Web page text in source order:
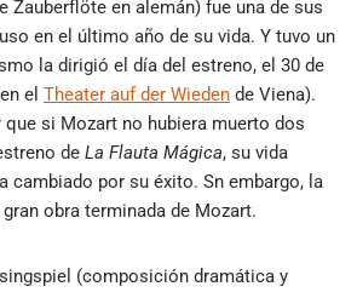
Zauberflöte en alemán) fue una de sus
en el último año de su vida. Y tuvo un
la dirigió el día del estreno, el 30 de
el Theater auf der Wieden de Viena).
que si Mozart no hubiera muerto dos
de La Flauta Mágica, su vida
cambiado por su éxito. Sn embargo, la
obra terminada de Mozart.
(composición dramática y